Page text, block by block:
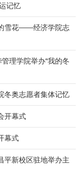
记忆
雪花——经济学院志
理学院举办“我的冬
奥志愿者集体记忆
开幕式
幕式
新校区驻地举办主